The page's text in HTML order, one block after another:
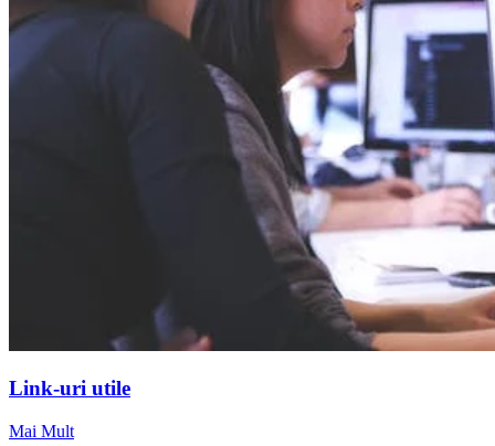
Link-uri utile
Mai Mult